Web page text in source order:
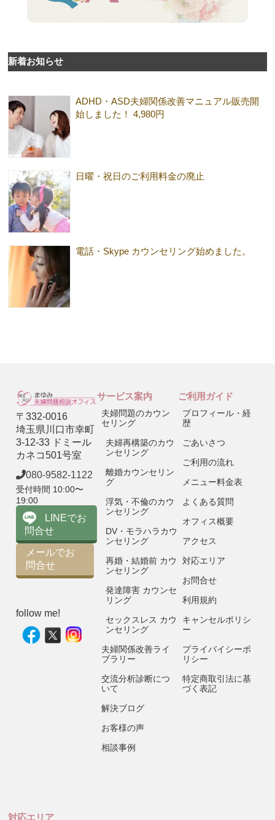
新着お知らせ
ADHD・ASD夫婦関係改善マニュアル販売開
始しました！ 4,980円
日曜・祝日のご利用料金の廃止
電話・Skype カウンセリング始めました。
〒332-0016
埼玉県川口市幸町
3-12-33 ドミール
カネコ501号室
080-9582-1122
受付時間 10:00〜
19:00
LINEでお
問合せ
メールでお
問合せ
follow me!
サービス案内
夫婦問題のカウン
セリング
夫婦再構築のカウ
ンセリング
離婚カウンセリン
グ
浮気・不倫のカウ
ンセリング
DV・モラハラカウ
ンセリング
再婚・結婚前 カウ
ンセリング
発達障害 カウンセ
リング
セックスレス カウ
ンセリング
夫婦関係改善ライ
ブラリー
交流分析診断につ
いて
解決ブログ
お客様の声
相談事例
ご利用ガイド
プロフィール・経
歴
ごあいさつ
ご利用の流れ
メニュー料金表
よくある質問
オフィス概要
アクセス
対応エリア
お問合せ
利用規約
キャンセルポリシ
ー
プライバイシーポ
リシー
特定商取引法に基
づく表記
対応エリア